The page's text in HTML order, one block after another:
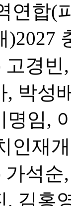
합(
경
, 박성
명임,
인재
석
, 김홍